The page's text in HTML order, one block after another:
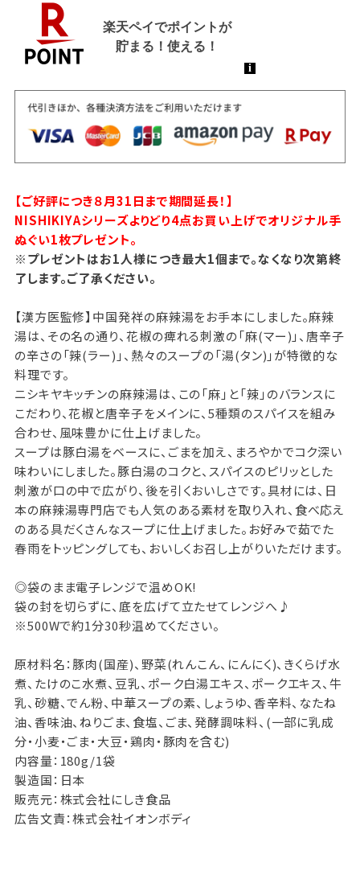
【ご好評につき８月31日まで期間延長！】
NISHIKIYAシリーズよりどり4点お買い上げでオリジナル手
ぬぐい1枚プレゼント。
※プレゼントはお1人様につき最大1個まで。なくなり次第終
了します。ご了承ください。
【漢方医監修】中国発祥の麻辣湯をお手本にしました。麻辣
湯は、その名の通り、花椒の痺れる刺激の「麻(マー)」、唐辛子
の辛さの「辣(ラー)」、熱々のスープの「湯(タン)」が特徴的な
料理です。
ニシキヤキッチンの麻辣湯は、この「麻」と「辣」のバランスに
こだわり、花椒と唐辛子をメインに、5種類のスパイスを組み
合わせ、風味豊かに仕上げました。
スープは豚白湯をベースに、ごまを加え、まろやかでコク深い
味わいにしました。豚白湯のコクと、スパイスのピリッとした
刺激が口の中で広がり、後を引くおいしさです。具材には、日
本の麻辣湯専門店でも人気のある素材を取り入れ、食べ応え
のある具だくさんなスープに仕上げました。お好みで茹でた
春雨をトッピングしても、おいしくお召し上がりいただけます。
◎袋のまま電子レンジで温めOK!
袋の封を切らずに、底を広げて立たせてレンジへ♪
※500Wで約1分30秒温めてください。
原材料名：豚肉(国産)、野菜(れんこん、にんにく)、きくらげ水
煮、たけのこ水煮、豆乳、ポーク白湯エキス、ポークエキス、牛
乳、砂糖、でん粉、中華スープの素、しょうゆ、香辛料、なたね
油、香味油、ねりごま、食塩、ごま、発酵調味料、(一部に乳成
分・小麦・ごま・大豆・鶏肉・豚肉を含む)
内容量：180g/1袋
製造国：日本
販売元：株式会社にしき食品
広告文責：株式会社イオンボディ